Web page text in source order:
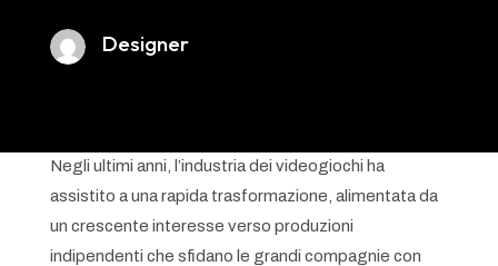
Designer
Negli ultimi anni, l’industria dei videogiochi ha
assistito a una rapida trasformazione, alimentata da
un crescente interesse verso produzioni
indipendenti che sfidano le grandi compagnie con